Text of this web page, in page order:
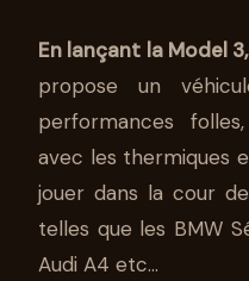
En lançant la Model
propose un
performances
avec les thermiques
jouer dans la cour
telles que les BMW
Audi A4 etc…